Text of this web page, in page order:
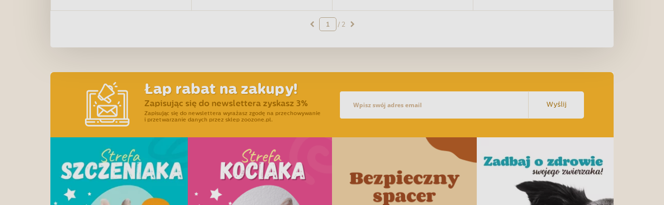
/ 2
Łap rabat na zakupy!
Zapisując się do newslettera zyskasz 3%
Zapisując się do newslettera wyrażasz zgodę na przechowywanie
i przetwarzanie danych przez sklep zoozone.pl.
Wyślij